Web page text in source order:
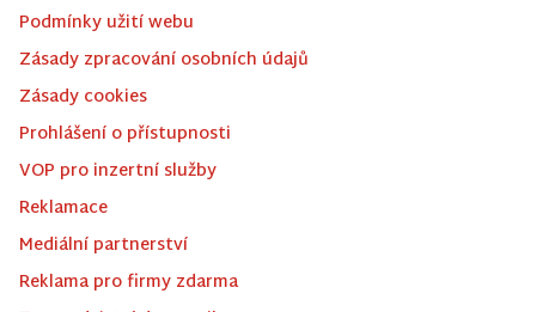
Podmínky užití webu
Zásady zpracování osobních údajů
Zásady cookies
Prohlášení o přístupnosti
VOP pro inzertní služby
Reklamace
Mediální partnerství
Reklama pro firmy zdarma